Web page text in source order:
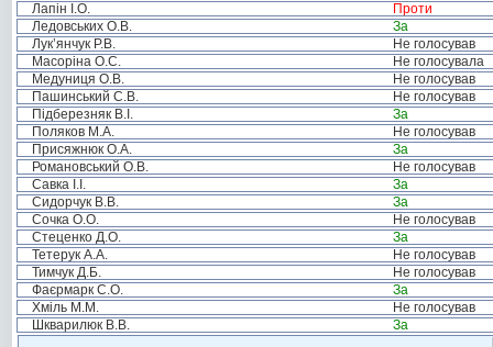
Лапін І.О.
Проти
Ледовських О.В.
За
Лук’янчук Р.В.
Не голосував
Масоріна О.С.
Не голосувала
Медуниця О.В.
Не голосував
Пашинський С.В.
Не голосував
Підберезняк В.І.
За
Поляков М.А.
Не голосував
Присяжнюк О.А.
За
Романовський О.В.
Не голосував
Савка І.І.
За
Сидорчук В.В.
За
Сочка О.О.
Не голосував
Стеценко Д.О.
За
Тетерук А.А.
Не голосував
Тимчук Д.Б.
Не голосував
Фаєрмарк С.О.
За
Хміль М.М.
Не голосував
Шкварилюк В.В.
За